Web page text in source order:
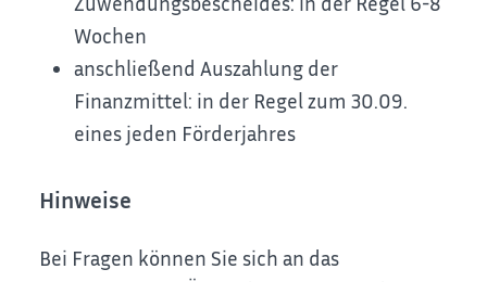
Wochen
anschließend Auszahlung der
Finanzmittel: in der Regel zum 30.09.
eines jeden Förderjahres
Hinweise
Bei Fragen können Sie sich an das